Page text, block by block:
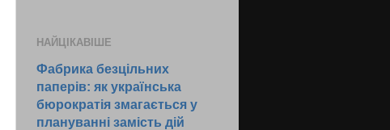
НАЙЦІКАВІШЕ
Фабрика безцільних
паперів: як українська
бюрократія змагається у
плануванні замість дій